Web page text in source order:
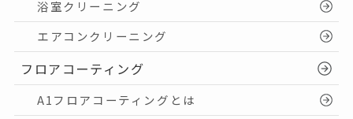
浴室クリーニング
エアコンクリーニング
フロアコーティング
A1フロアコーティングとは